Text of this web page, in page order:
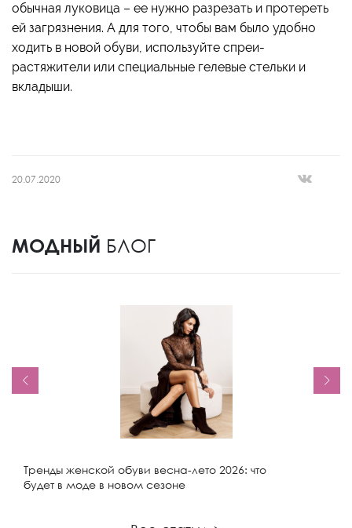
обычная луковица – ее нужно разрезать и протереть
ей загрязнения. А для того, чтобы вам было удобно
ходить в новой обуви, используйте спреи-
растяжители или специальные гелевые стельки и
вкладыши.
20.07.2020
МОДНЫЙ БЛОГ
Тренды женской обуви весна-лето 2026: что
будет в моде в новом сезоне